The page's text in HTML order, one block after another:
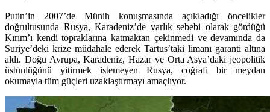
Putin’in 2007’de Münih konuşmasında açıkladığı öncelikler
doğrultusunda Rusya, Karadeniz’de varlık sebebi olarak gördüğü
Kırım’ı kendi topraklarına katmaktan çekinmedi ve devamında da
Suriye’deki krize müdahale ederek Tartus’taki limanı garanti altına
aldı. Doğu Avrupa, Karadeniz, Hazar ve Orta Asya’daki jeopolitik
üstünlüğünü yitirmek istemeyen Rusya, coğrafi bir meydan
okumayla tüm güçleri uzaklaştırmayı amaçlıyor.